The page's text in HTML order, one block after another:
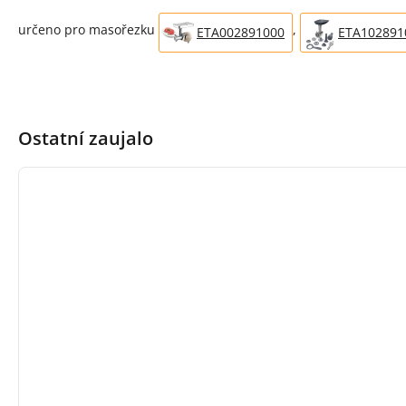
určeno pro masořezku ETA002891000 ,
Ostatní zaujalo